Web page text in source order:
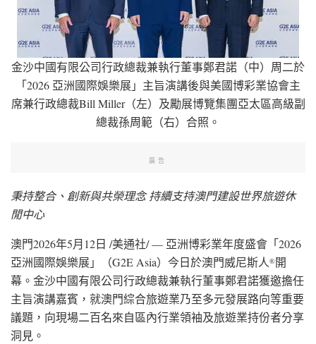
金沙中國有限公司行政總裁兼執行董事鄭君諾（中）周二於
「2026 亞洲國際娛樂展」主旨演講後與美國博彩業協會主
席兼行政總裁Bill Miller（左）及勵展博覽集團亞太區高級副
總裁孫周範（右）合照。
廣告
秉持整合、創新與共榮理念 持續支持澳門建設世界旅遊休
閒中心
澳門2026年5月12日 /美通社/ — 亞洲博彩業年度盛會「2026
亞洲國際娛樂展」（G2E Asia）今日於澳門威尼斯人®開
幕。金沙中國有限公司行政總裁兼執行董事鄭君諾獲邀擔任
主旨演講嘉賓，就澳門綜合旅遊業乃至多元發展路向等重要
議題，向現場二百名來自區內行業領袖及旅遊業持份者分享
洞見。